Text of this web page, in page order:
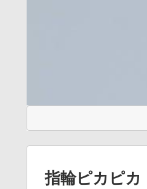
指輪ピカピカ